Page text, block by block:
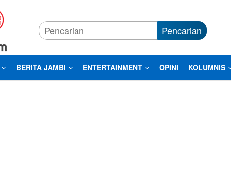
Pencarian
BERITA JAMBI ENTERTAINMENT OPINI KOLUMNIS